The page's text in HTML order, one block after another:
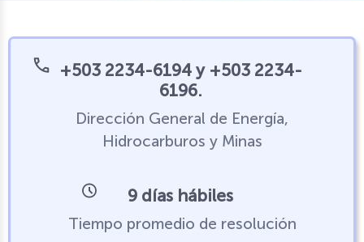
+503 2234-6194 y +503 2234-
6196.
Dirección General de Energía,
Hidrocarburos y Minas
9 días hábiles
Tiempo promedio de resolución